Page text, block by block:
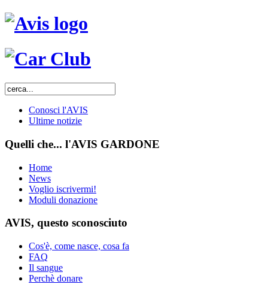
Conosci l'AVIS
Ultime notizie
Quelli che... l'AVIS GARDONE
Home
News
Voglio iscrivermi!
Moduli donazione
AVIS, questo sconosciuto
Cos'è, come nasce, cosa fa
FAQ
Il sangue
Perchè donare